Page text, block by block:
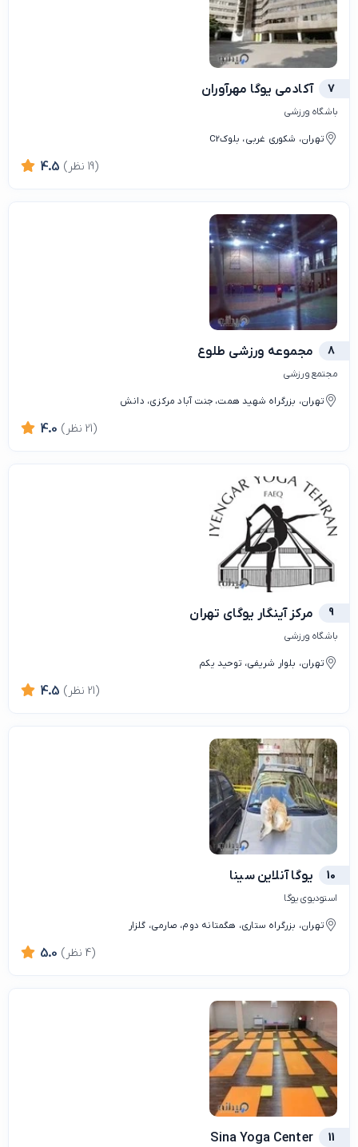
7 آکادمی یوگا مهرآوران
باشگاه ورزشی
تهران، شکوری غربی، بلوکC2
4.5 (19 نظر)
8 مجموعه ورزشی طلوع
مجتمع ورزشی
تهران، بزرگراه شهید همت، جنت آباد مرکزی، دانش
4.0 (21 نظر)
9 مرکز آینگار یوگای تهران
باشگاه ورزشی
تهران، بلوار شریفی، توحید یکم
4.5 (21 نظر)
10 یوگا آنلاین سینا
استودیوی یوگا
تهران، بزرگراه ستاری، هگمتانه دوم، صارمی، گلزار
5.0 (4 نظر)
11
Sina Yoga Center